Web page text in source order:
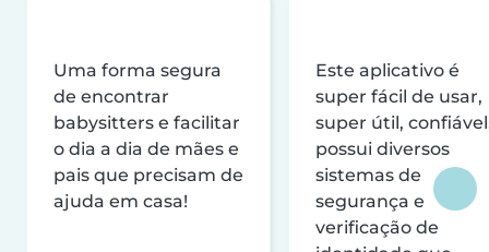
Uma forma segura
de encontrar
babysitters e facilitar
o dia a dia de mães e
pais que precisam de
ajuda em casa!
Este aplicativo é
super fácil de usar,
super útil,
possui diversos
sistemas de
segurança e
verificação de